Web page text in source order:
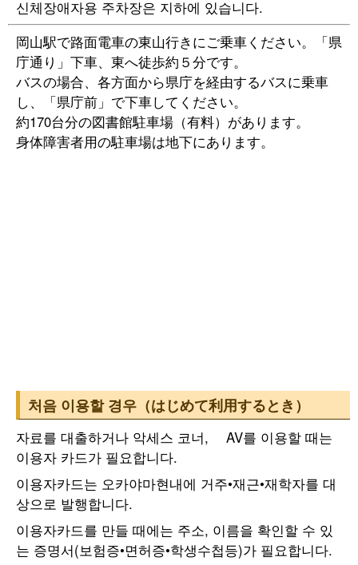
신체장애자용 주차장은 지하에 있습니다.
岡山駅で路面電車の東山行きにご乗車ください。「県
庁通り」下車、東へ徒歩約５分です。
バスの場合、各方面から県庁を経由するバスに乗車
し、「県庁前」で下車してください。
約170台分の図書館駐車場（有料）があります。
身体障害者用の駐車場は地下にあります。
처음 이용할 경우（はじめて利用するとき）
자료를 대출하거나 악세스 코너, AV를 이용할 때는
이용자 카드가 필요합니다.
이용자카드는 오카야마현내에 거주•재근•재학자를 대
상으로 발행합니다.
이용자카드를 만들 때에는 주소, 이름을 확인할 수 있
는 증명서(보험증•면허증•학생수첩등)가 필요합니다.